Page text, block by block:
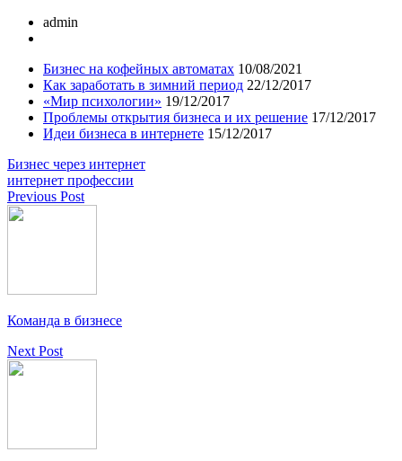
admin
Бизнес на кофейных автоматах 10/08/2021
Как заработать в зимний период 22/12/2017
«Мир психологии» 19/12/2017
Проблемы открытия бизнеса и их решение 17/12/2017
Идеи бизнеса в интернете 15/12/2017
Бизнес через интернет
интернет профессии
Previous Post
Команда в бизнесе
Next Post